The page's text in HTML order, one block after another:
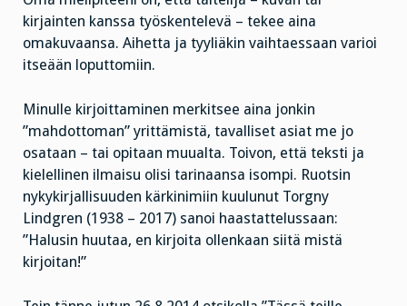
kirjainten kanssa työskentelevä – tekee aina
omakuvaansa. Aihetta ja tyyliäkin vaihtaessaan varioi
itseään loputtomiin.
Minulle kirjoittaminen merkitsee aina jonkin
”mahdottoman” yrittämistä, tavalliset asiat me jo
osataan – tai opitaan muualta. Toivon, että teksti ja
kielellinen ilmaisu olisi tarinaansa isompi. Ruotsin
nykykirjallisuuden kärkinimiin kuulunut Torgny
Lindgren (1938 – 2017) sanoi haastattelussaan:
”Halusin huutaa, en kirjoita ollenkaan siitä mistä
kirjoitan!”